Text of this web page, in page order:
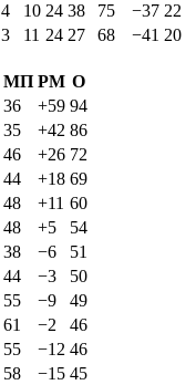
4 10 24 38 75 −37 22
3 11 24 27 68 −41 20
МП РМ О
36 +59 94
35 +42 86
46 +26 72
44 +18 69
48 +11 60
48 +5
54
38 −6
51
44 −3
50
55 −9
49
61 −2
46
55 −12 46
58 −15 45